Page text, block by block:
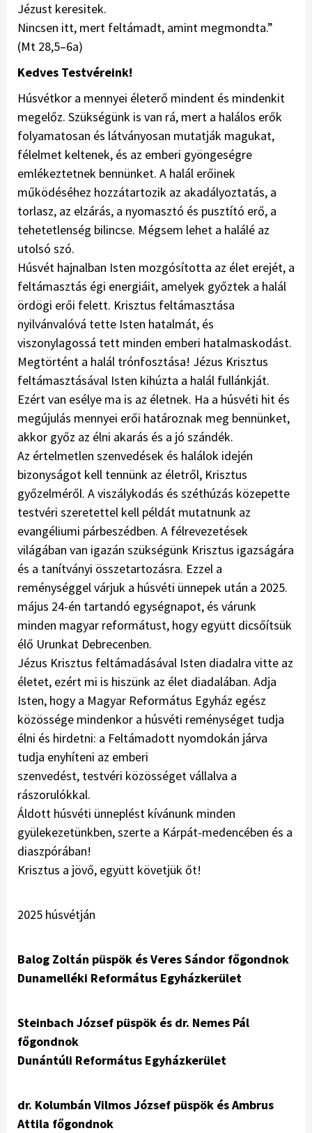
Jézust keresitek.
Nincsen itt, mert feltámadt, amint megmondta.”
(Mt 28,5–6a)
Kedves Testvéreink!
Húsvétkor a mennyei életerő mindent és mindenkit
megelőz. Szükségünk is van rá, mert a halálos erők
folyamatosan és látványosan mutatják magukat,
félelmet keltenek, és az emberi gyöngeségre
emlékeztetnek bennünket. A halál erőinek
működéséhez hozzátartozik az akadályoztatás, a
torlasz, az elzárás, a nyomasztó és pusztító erő, a
tehetetlenség bilincse. Mégsem lehet a halálé az
utolsó szó.
Húsvét hajnalban Isten mozgósította az élet erejét, a
feltámasztás égi energiáit, amelyek győztek a halál
ördögi erői felett. Krisztus feltámasztása
nyilvánvalóvá tette Isten hatalmát, és
viszonylagossá tett minden emberi hatalmaskodást.
Megtörtént a halál trónfosztása! Jézus Krisztus
feltámasztásával Isten kihúzta a halál fullánkját.
Ezért van esélye ma is az életnek. Ha a húsvéti hit és
megújulás mennyei erői határoznak meg bennünket,
akkor győz az élni akarás és a jó szándék.
Az értelmetlen szenvedések és halálok idején
bizonyságot kell tennünk az életről, Krisztus
győzelméről. A viszálykodás és széthúzás közepette
testvéri szeretettel kell példát mutatnunk az
evangéliumi párbeszédben. A félrevezetések
világában van igazán szükségünk Krisztus igazságára
és a tanítványi összetartozásra. Ezzel a
reménységgel várjuk a húsvéti ünnepek után a 2025.
május 24-én tartandó egységnapot, és várunk
minden magyar reformátust, hogy együtt dicsőítsük
élő Urunkat Debrecenben.
Jézus Krisztus feltámadásával Isten diadalra vitte az
életet, ezért mi is hiszünk az élet diadalában. Adja
Isten, hogy a Magyar Református Egyház egész
közössége mindenkor a húsvéti reménységet tudja
élni és hirdetni: a Feltámadott nyomdokán járva
tudja enyhíteni az emberi
szenvedést, testvéri közösséget vállalva a
rászorulókkal.
Áldott húsvéti ünneplést kívánunk minden
gyülekezetünkben, szerte a Kárpát-medencében és a
diaszpórában!
Krisztus a jövő, együtt követjük őt!
2025 húsvétján
Balog Zoltán püspök és Veres Sándor főgondnok
Dunamelléki Református Egyházkerület
Steinbach József püspök és dr. Nemes Pál
főgondnok
Dunántúli Református Egyházkerület
dr. Kolumbán Vilmos József püspök és Ambrus
Attila főgondnok